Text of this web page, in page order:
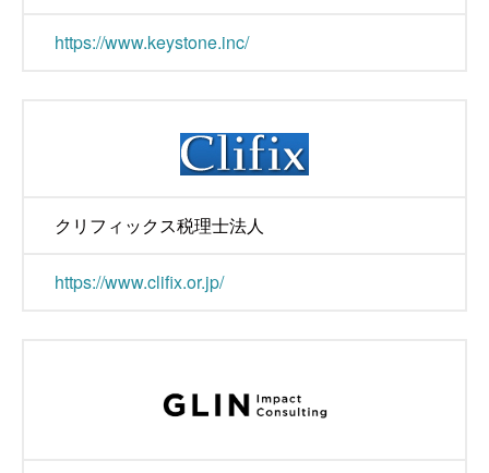
https://www.keystone.inc/
クリフィックス税理士法人
https://www.clifix.or.jp/